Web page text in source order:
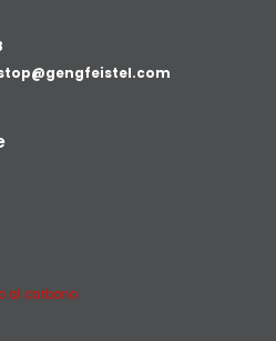
al carbono